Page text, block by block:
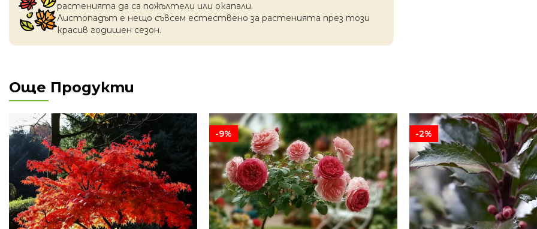
растенията да са пожълтели или окапaли.
Листопадът е нещо съвсем естествено за растенията през този
красив годишен сезон.
Още Продукти
-9% -2%